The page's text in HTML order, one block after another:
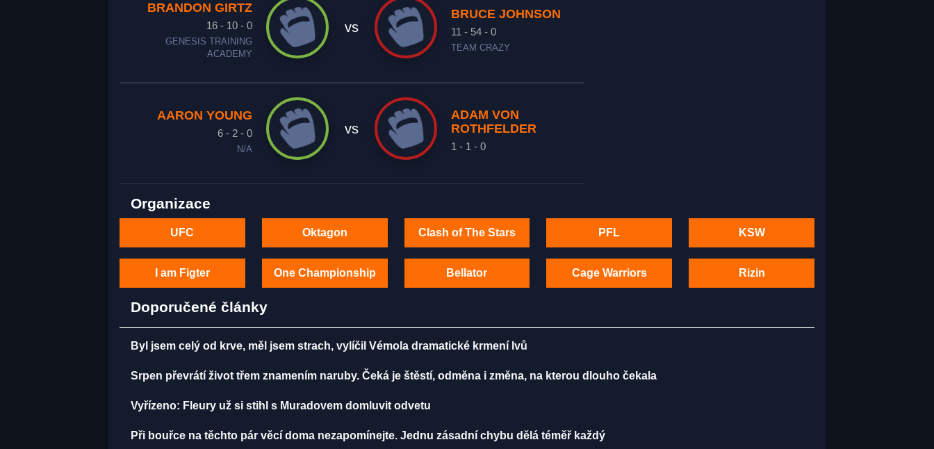
BRANDON GIRTZ
16 - 10 - 0
GENESIS TRAINING
ACADEMY
vs
BRUCE JOHNSON
11 - 54 - 0
TEAM CRAZY
AARON YOUNG
6 - 2 - 0
N/A
vs
ADAM VON
ROTHFELDER
1 - 1 - 0
Organizace
UFC Oktagon Clash of The Stars PFL KSW
I am Figter One Championship Bellator Cage Warriors Rizin
Doporučené články
Byl jsem celý od krve, měl jsem strach, vylíčil Vémola dramatické krmení lvů
Srpen převrátí život třem znamením naruby. Čeká je štěstí, odměna i změna, na kterou dlouho čekala
Vyřízeno: Fleury už si stihl s Muradovem domluvit odvetu
Při bouřce na těchto pár věcí doma nezapomínejte. Jednu zásadní chybu dělá téměř každý